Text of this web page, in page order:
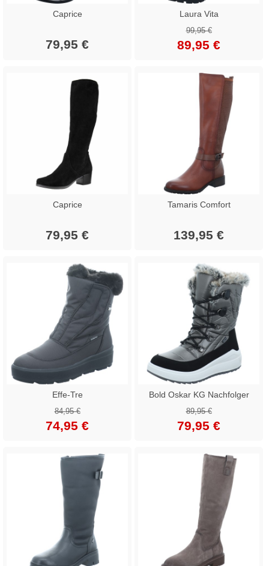
Caprice
79,95 €
Laura Vita
99,95 €
89,95 €
Caprice
79,95 €
Tamaris Comfort
139,95 €
Effe-Tre
84,95 €
74,95 €
Bold Oskar KG Nachfolger
89,95 €
79,95 €